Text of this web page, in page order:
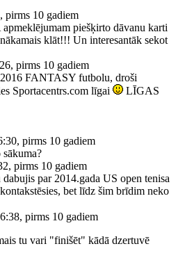
pirms 10 gadiem
piešķirto dāvanu karti
klāt!!! Un interesantāk sekot
pirms 10 gadiem
FANTASY futbolu, droši
Sportacentrs.com līgai
LĪGAS
pirms 10 gadiem
pirms 10 gadiem
par 2014.gada US open tenisa
bet līdz šim brīdim neko
pirms 10 gadiem
tu vari "finišēt" kādā dzertuvē